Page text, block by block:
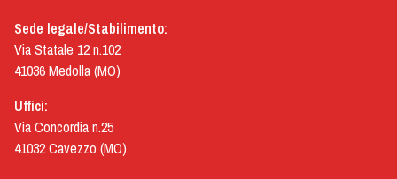
Sede legale/Stabilimento:
Via Statale 12 n.102
41036 Medolla (MO)
Uffici:
Via Concordia n.25
41032 Cavezzo (MO)